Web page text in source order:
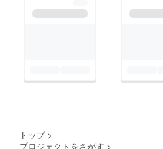
トップ >
プロジェクトをさがす >